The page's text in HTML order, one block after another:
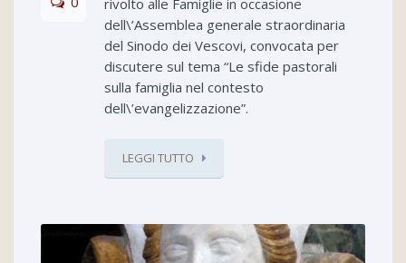
rivolto alle Famiglie in occasione
dell\’Assemblea generale straordinaria
del Sinodo dei Vescovi, convocata per
discutere sul tema “Le sfide pastorali
sulla famiglia nel contesto
dell\’evangelizzazione”.
LEGGI TUTTO